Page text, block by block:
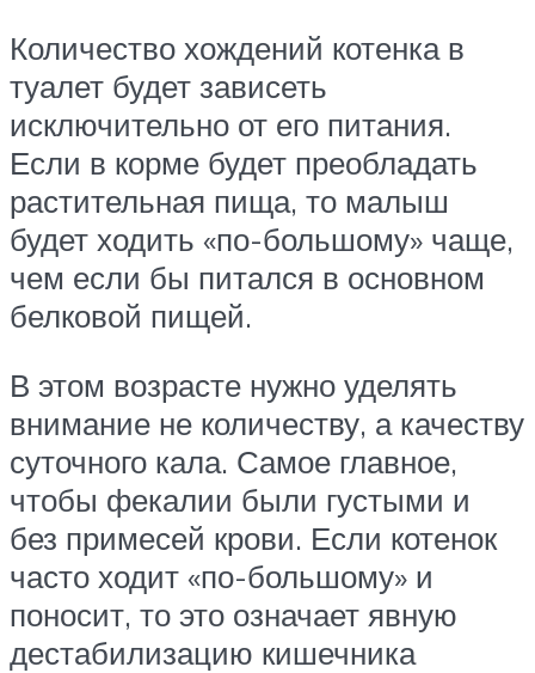
Количество хождений котенка в
туалет будет зависеть
исключительно от его питания.
Если в корме будет преобладать
растительная пища, то малыш
будет ходить «по-большому» чаще,
чем если бы питался в основном
белковой пищей.
В этом возрасте нужно уделять
внимание не количеству, а качеству
суточного кала. Самое главное,
чтобы фекалии были густыми и
без примесей крови. Если котенок
часто ходит «по-большому» и
поносит, то это означает явную
дестабилизацию кишечника